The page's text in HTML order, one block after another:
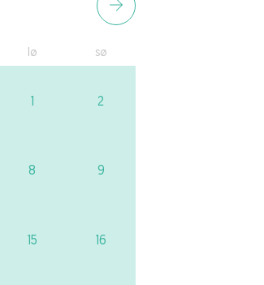
lø sø
1 2
8 9
15 16